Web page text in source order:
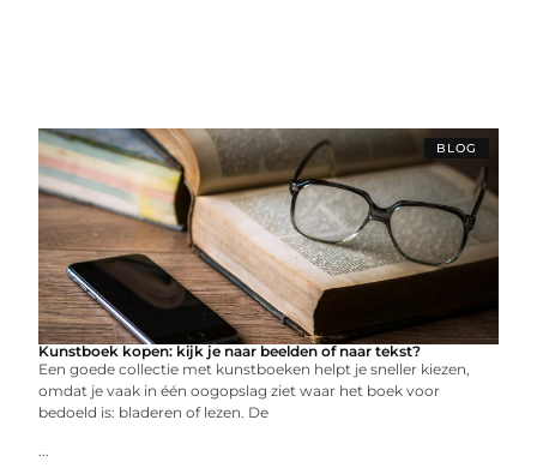
BLOG
Kunstboek kopen: kijk je naar beelden of naar tekst?
Een goede collectie met kunstboeken helpt je sneller kiezen,
omdat je vaak in één oogopslag ziet waar het boek voor
bedoeld is: bladeren of lezen. De
...